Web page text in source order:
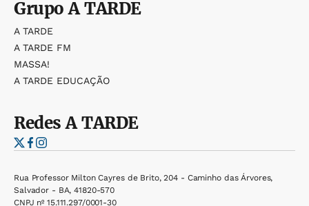
GrupoA TARDE
A TARDE
A TARDE FM
MASSA!
A TARDE EDUCAÇÃO
RedesA TARDE
Rua Professor Milton Cayres de Brito, 204 - Caminho das Árvores,
Salvador - BA, 41820-570
CNPJ nº 15.111.297/0001-30